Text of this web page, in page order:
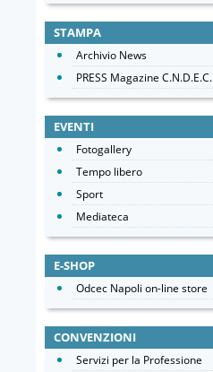
STAMPA
Archivio News
PRESS Magazine C.N.D.E.C.
EVENTI
Fotogallery
Tempo libero
Sport
Mediateca
E-SHOP
Odcec Napoli on-line store
CONVENZIONI
Servizi per la Professione